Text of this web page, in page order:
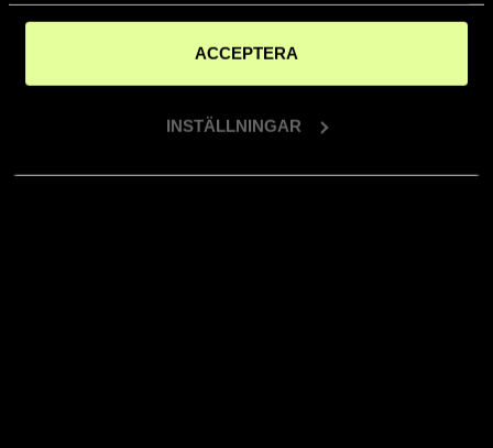
samlat in när du har använt deras tjänster.
ACCEPTERA
INSTÄLLNINGAR